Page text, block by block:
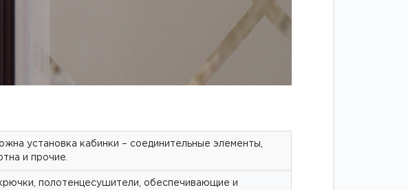
установка кабинки – соединительные элементы,
и прочие.
полотенцесушители, обеспечивающие и